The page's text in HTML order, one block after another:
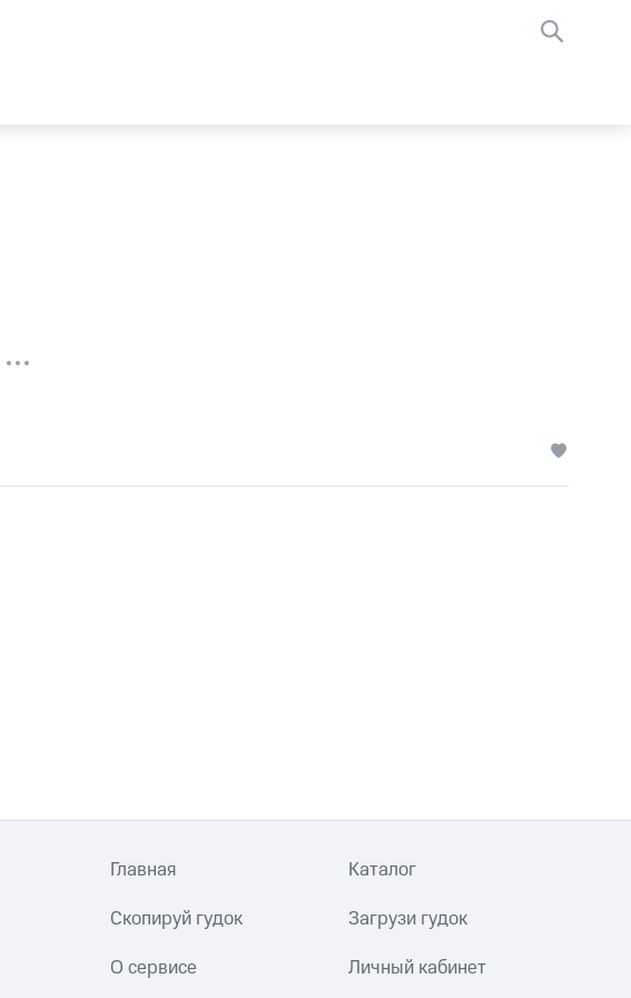
Главная Каталог
Скопируй гудок Загрузи гудок
О сервисе Личный кабинет